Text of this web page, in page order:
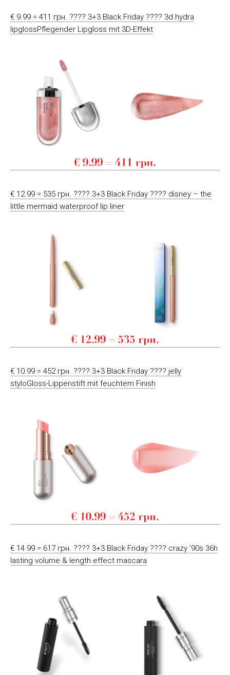
€ 9.99 = 411 грн. ???? 3+3 Black Friday ???? 3d hydra
lipglossPflegender Lipgloss mit 3D-Effekt
€ 12.99 = 535 грн. ???? 3+3 Black Friday ???? disney – the
little mermaid waterproof lip liner
€ 10.99 = 452 грн. ???? 3+3 Black Friday ???? jelly
styloGloss-Lippenstift mit feuchtem Finish
€ 14.99 = 617 грн. ???? 3+3 Black Friday ???? crazy ’90s 36h
lasting volume & length effect mascara